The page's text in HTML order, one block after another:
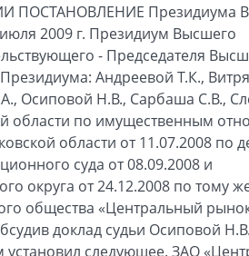
ПОСТАНОВЛЕНИЕ Президиума
2009 г. Президиум Высшего
- Председателя
Андреевой Т.К.,
Осиповой Н.В., Сарбаша С.В.,
области по имущественным
области от 11.07.2008 по
суда от 08.09.2008 и
округа от 24.12.2008 по тому
общества «Центральный
доклад судьи Осиповой
установил следующее. ЗАО